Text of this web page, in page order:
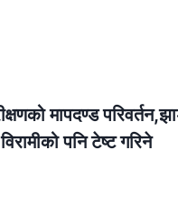
मापदण्ड
पनि टेष्ट गरिने